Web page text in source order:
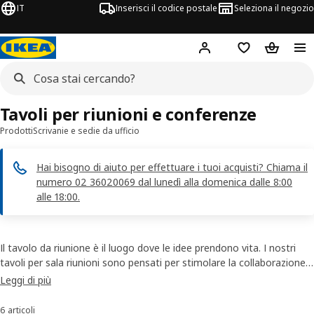
IT Inserisci il codice postale Seleziona il negozio
Hej! AccediLista deiCarrello
ProdottiScrivanie e sedie da ufficio
Hai bisogno di aiuto per effettuare i tuoi acquisti? Chiama il
numero 02 36020069 dal lunedì alla domenica dalle 8:00
alle 18:00.
Tavoli per riunioni e conferenze
Il tavolo da riunione è il luogo dove le idee prendono vita. I nostri
tavoli per sala riunioni sono pensati per stimolare la collaborazione e
la produttività. Scegli tra le nostre soluzioni per spazi meeting, ideali
tu preferisca un tavolo riunione di design o un classico tavolo
Leggi di più
6 articoli